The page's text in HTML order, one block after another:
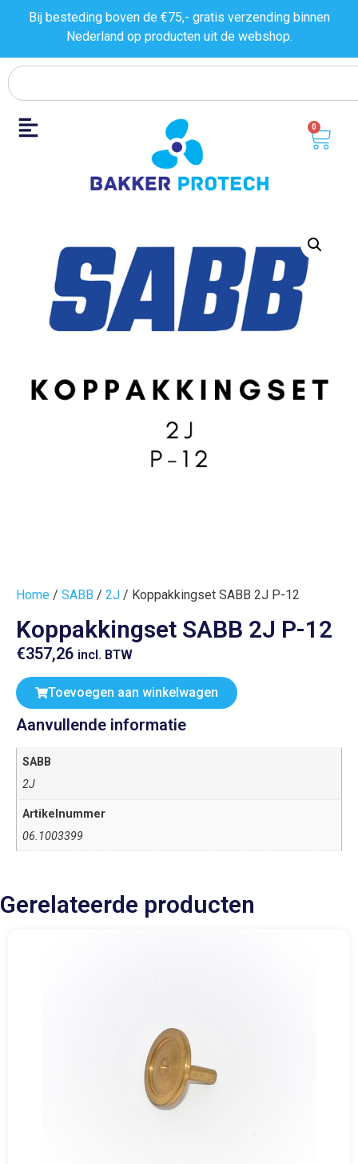
Bij besteding boven de €75,- gratis verzending binnen
Nederland op producten uit de webshop.
0
Home / SABB / 2J / Koppakkingset SABB 2J P-12
Koppakkingset SABB 2J P-12
€357,26 incl. BTW
Toevoegen aan winkelwagen
Aanvullende informatie
SABB
2J
Artikelnummer
06.1003399
Gerelateerde producten